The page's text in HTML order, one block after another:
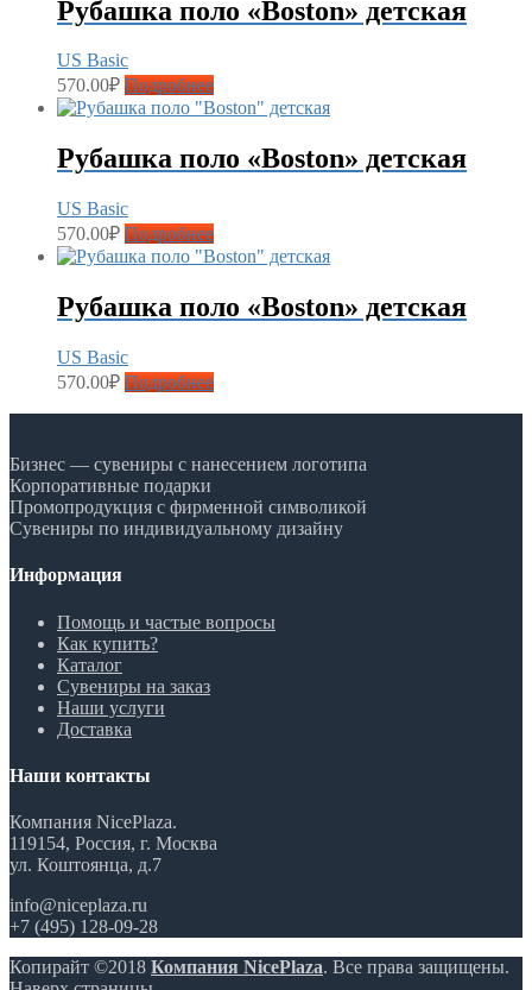
Рубашка поло «Boston» детская
US Basic
570.00₽ Подробнее
Рубашка поло «Boston» детская
US Basic
570.00₽ Подробнее
Рубашка поло «Boston» детская
US Basic
570.00₽ Подробнее
Бизнес — сувениры с нанесением логотипа
Корпоративные подарки
Промопродукция с фирменной символикой
Сувениры по индивидуальному дизайну
Информация
Помощь и частые вопросы
Как купить?
Каталог
Сувениры на заказ
Наши услуги
Доставка
Наши контакты
Компания NicePlaza.
119154, Россия, г. Москва
ул. Коштоянца, д.7
info@niceplaza.ru
+7 (495) 128-09-28
Копирайт ©2018 Компания NicePlaza. Все права защищены.